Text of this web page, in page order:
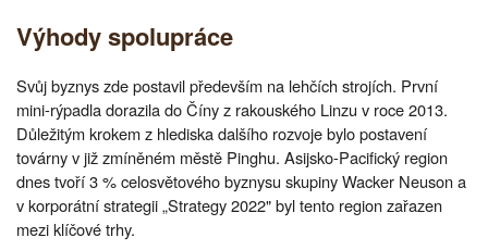
Výhody spolupráce
Svůj byznys zde postavil především na lehčích strojích. První
mini-rýpadla dorazila do Číny z rakouského Linzu v roce 2013.
Důležitým krokem z hlediska dalšího rozvoje bylo postavení
továrny v již zmíněném městě Pinghu. Asijsko-Pacifický region
dnes tvoří 3 % celosvětového byznysu skupiny Wacker Neuson a
v korporátní strategii „Strategy 2022" byl tento region zařazen
mezi klíčové trhy.